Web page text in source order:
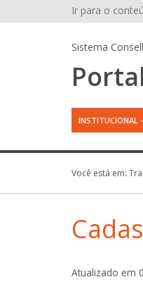
Ir para o
Sistema
INSTITUCIONAL
Você está em:
Atualizado em